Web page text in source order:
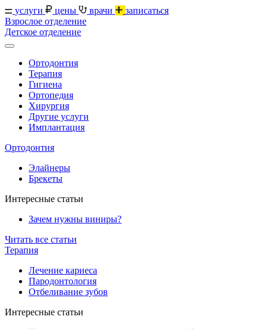
услуги цены врачи
записаться
Взрослое отделение
Детское отделение
Ортодонтия
Терапия
Гигиена
Ортопедия
Хирургия
Другие услуги
Имплантация
Ортодонтия
Элайнеры
Брекеты
Интересные статьи
Зачем нужны виниры?
Читать все статьи
Терапия
Лечение кариеса
Пародонтология
Отбеливание зубов
Интересные статьи